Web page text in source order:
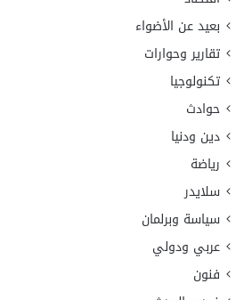
بعيد عن الأضواء
تقارير وحوارات
تكنولوجيا
حوادث
دين ودنيا
رياضة
سلايدر
سياسة وبرلمان
عربي ودولي
فنون